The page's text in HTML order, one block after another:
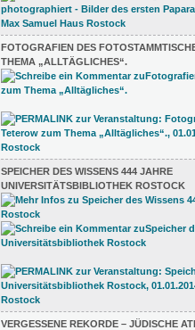
FOTOGRAFIEN DES
THEMA „ALLTÄGLICHES“.
SPEICHER DES WISSENS 444 JAHRE
UNIVERSITÄTSBIBLIOTHEK ROSTOCK
VERGESSENE REKORDE – JÜDISCHE